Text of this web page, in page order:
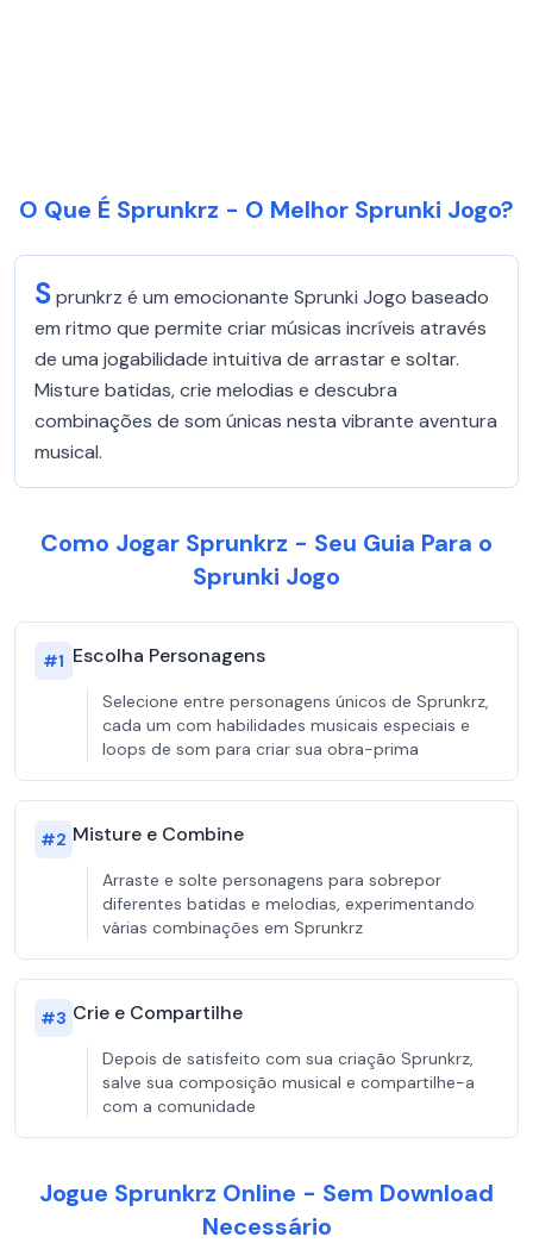
O Que É Sprunkrz - O Melhor Sprunki Jogo?
Sprunkrz é um emocionante Sprunki Jogo baseado
em ritmo que permite criar músicas incríveis através
de uma jogabilidade intuitiva de arrastar e soltar.
Misture batidas, crie melodias e descubra
combinações de som únicas nesta vibrante aventura
musical.
Como Jogar Sprunkrz - Seu Guia Para o
Sprunki Jogo
#1 Escolha Personagens
Selecione entre personagens únicos de Sprunkrz,
cada um com habilidades musicais especiais e
loops de som para criar sua obra-prima
#2 Misture e Combine
Arraste e solte personagens para sobrepor
diferentes batidas e melodias, experimentando
várias combinações em Sprunkrz
#3 Crie e Compartilhe
Depois de satisfeito com sua criação Sprunkrz,
salve sua composição musical e compartilhe-a
com a comunidade
Jogue Sprunkrz Online - Sem Download
Necessário